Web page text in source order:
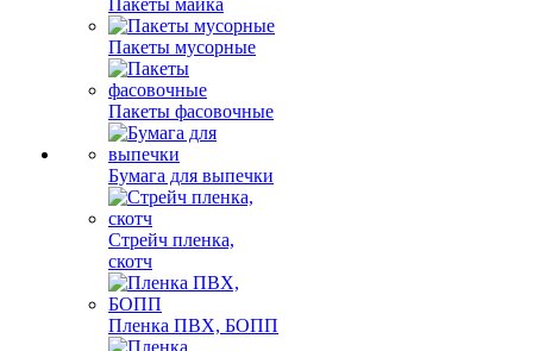
Пакеты майка
Пакеты мусорные
Пакеты фасовочные
Бумага для выпечки
Стрейч пленка,
скотч
Пленка ПВХ, БОПП